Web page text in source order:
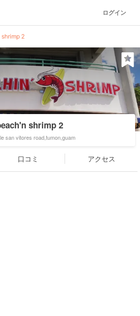
ログイン
2
shrimp 2
san vitores road,tumon,guam
口コミ アクセス